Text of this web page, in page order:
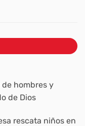
hombres y
de Dios
rescata niños en